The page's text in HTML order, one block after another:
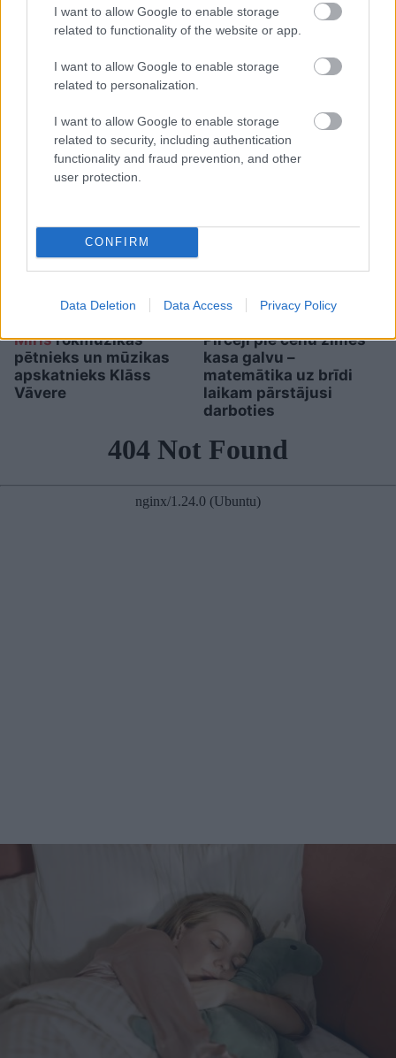
I want to allow Google to enable storage
related to functionality of the website or app.
I want to allow Google to enable storage
related to personalization.
I want to allow Google to enable storage
related to security, including authentication
functionality and fraud prevention, and other
user protection.
CONFIRM
Data Deletion Data Access Privacy Policy
Šīm3 zodiaka zīmēm
augusts būs īsts murgs – esi
gatavs jau tagad!
Mirisrokmūzikas
pētnieks un mūzikas
apskatnieks Klāss
Vāvere
Pircēji pie cenu zīmes
kasa galvu –
matemātika uz brīdi
laikam pārstājusi
darboties